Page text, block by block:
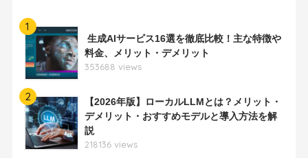
1
生成AIサービス16選を徹底比較！主な特徴や
料金、メリット・デメリット
353688 views
2
【2026年版】ローカルLLMとは？メリット・
デメリット・おすすめモデルと導入方法を解
説
218136 views